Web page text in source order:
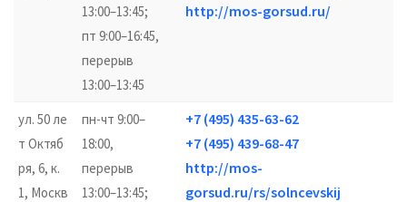
13:00–13:45;
пт 9:00–16:45,
перерыв
13:00–13:45
http://mos-gorsud.ru/
ул. 50 ле
т Октяб
ря, 6, к.
1, Москв
пн-чт 9:00–
18:00,
перерыв
13:00–13:45;
+7 (495) 435-63-62
+7 (495) 439-68-47
http://mos-
gorsud.ru/rs/solncevskij